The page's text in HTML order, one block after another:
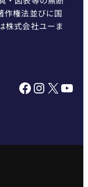
作権法並びに国
株式会社ユーま
Facebook InstagramX YouTube